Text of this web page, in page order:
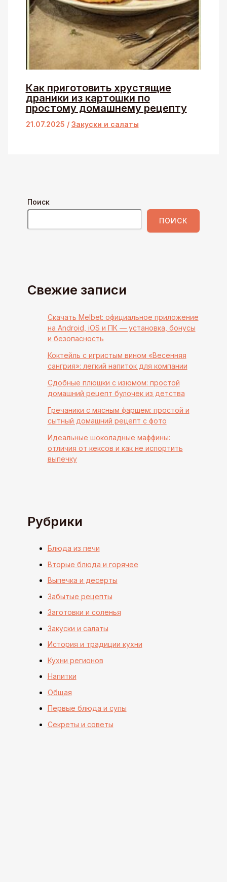
Как приготовить хрустящие
драники из картошки по
простому домашнему рецепту
21.07.2025 / Закуски и салаты
Поиск
ПОИСК
Свежие записи
Скачать Melbet: официальное приложение
на Android, iOS и ПК — установка, бонусы
и безопасность
Коктейль с игристым вином «Весенняя
сангрия»: легкий напиток для компании
Сдобные плюшки с изюмом: простой
домашний рецепт булочек из детства
Гречаники с мясным фаршем: простой и
сытный домашний рецепт с фото
Идеальные шоколадные маффины:
отличия от кексов и как не испортить
выпечку
Рубрики
Блюда из печи
Вторые блюда и горячее
Выпечка и десерты
Забытые рецепты
Заготовки и соленья
Закуски и салаты
История и традиции кухни
Кухни регионов
Напитки
Общая
Первые блюда и супы
Секреты и советы